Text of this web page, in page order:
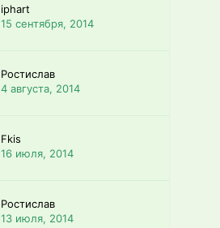
iphart
15 сентября, 2014
Ростислав
4 августа, 2014
Fkis
16 июля, 2014
Ростислав
13 июля, 2014